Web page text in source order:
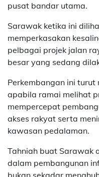
pusat bandar utama.
Sarawak ketika ini
memperkasakan
pelbagai projek jalan
besar yang sedang
Perkembangan ini
apabila ramai melihat
mempercepat
akses rakyat serta
kawasan pedalaman.
Tahniah buat Sarawak
dalam pembangunan
bukan sekadar